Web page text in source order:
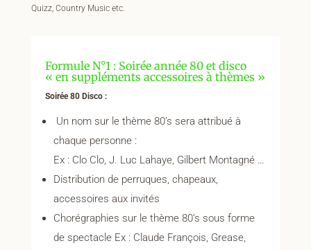
Quizz, Country Music etc.
Formule N°1 : Soirée année 80 et disco
« en suppléments accessoires à thèmes »
Soirée 80 Disco :
Un nom sur le thème 80’s sera attribué à
chaque personne :
Ex : Clo Clo, J. Luc Lahaye, Gilbert Montagné …
Distribution de perruques, chapeaux,
accessoires aux invités
Chorégraphies sur le thème 80’s sous forme
de spectacle Ex : Claude François, Grease,